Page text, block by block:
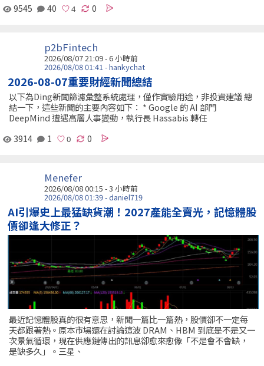
9545
40 0
p2bFintech
2026/08/07 21:09 -6 小時前
2026/08/08 01:41 - hankychat
2026-08-07重要財經新聞總結
以下為Ding新聞篩濾彙整系統處理，僅作實驗用途，非投資建議 總
結一下，這些新聞的主要內容如下： * Google 的 AI 部門
DeepMind 遭遇高層人事變動，執行長 Hassabis 轉任
3914
1 0
Menefer
2026/08/08 00:15 -3 小時前
2026/08/08 01:39 - daniel719
AI引爆史上最猛缺貨潮！2027產能全賣光，記憶體股
價卻逢大修正？
最近記憶體股真的很有意思，新聞一篇比一篇熱，股價卻不一定每
天都跟著熱。原本市場還在討論這波 DRAM、HBM 到底是不是又一
次景氣循環，現在供應鏈傳出的訊息卻愈來愈像「不是會不會缺，
是缺多久」。三星、